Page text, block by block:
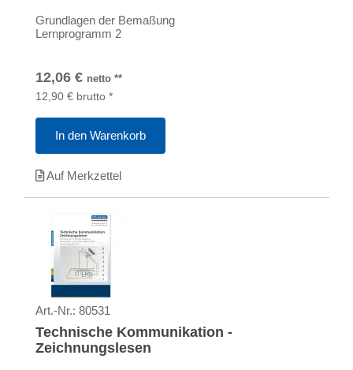
Grundlagen der Bemaßung
Lernprogramm 2
12,06 € netto **
12,90 € brutto *
In den Warenkorb
Auf Merkzettel
Art.-Nr.: 80531
Technische Kommunikation -
Zeichnungslesen